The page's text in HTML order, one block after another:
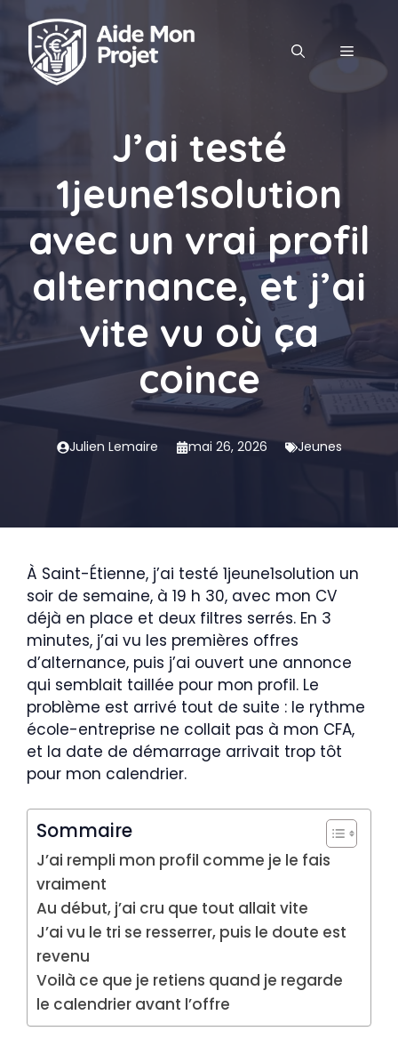
contenu
MENU
J’ai testé
1jeune1solution
avec un vrai profil
alternance, et j’ai
vite vu où ça
coince
Julien Lemaire mai 26, 2026 Jeunes
À Saint-Étienne, j’ai testé 1jeune1solution un
soir de semaine, à 19 h 30, avec mon CV
déjà en place et deux filtres serrés. En 3
minutes, j’ai vu les premières offres
d’alternance, puis j’ai ouvert une annonce
qui semblait taillée pour mon profil. Le
problème est arrivé tout de suite : le rythme
école-entreprise ne collait pas à mon CFA,
et la date de démarrage arrivait trop tôt
pour mon calendrier.
Sommaire
J’ai rempli mon profil comme je le fais
vraiment
Au début, j’ai cru que tout allait vite
J’ai vu le tri se resserrer, puis le doute est
revenu
Voilà ce que je retiens quand je regarde
le calendrier avant l’offre